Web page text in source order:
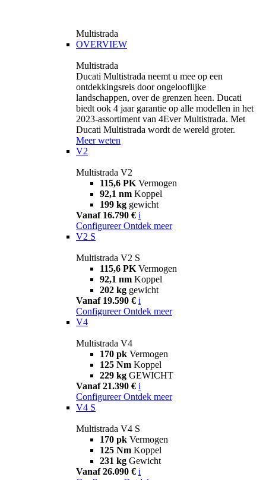
Multistrada
OVERVIEW
Multistrada
Ducati Multistrada neemt u mee op een
ontdekkingsreis door ongelooflijke
landschappen, over de grenzen heen. Ducati
biedt ook 4 jaar garantie op alle modellen in het
2023-assortiment van 4Ever Multistrada. Met
Ducati Multistrada wordt de wereld groter.
Meer weten
V2
Multistrada V2
115,6 PK Vermogen
92,1 nm Koppel
199 kg gewicht
Vanaf 16.790 € i
Configureer Ontdek meer
V2 S
Multistrada V2 S
115,6 PK Vermogen
92,1 nm Koppel
202 kg gewicht
Vanaf 19.590 € i
Configureer Ontdek meer
V4
Multistrada V4
170 pk Vermogen
125 Nm Koppel
229 kg GEWICHT
Vanaf 21.390 € i
Configureer Ontdek meer
V4 S
Multistrada V4 S
170 pk Vermogen
125 Nm Koppel
231 kg Gewicht
Vanaf 26.090 € i